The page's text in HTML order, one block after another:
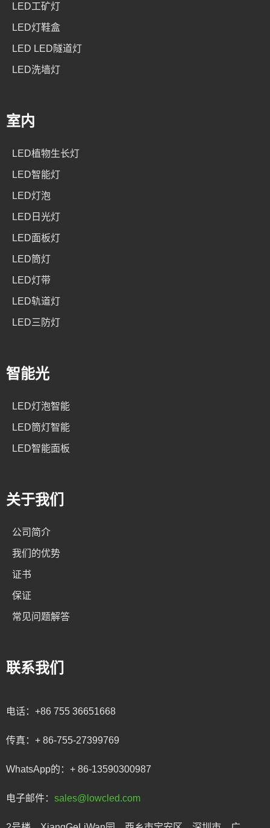
LED工矿灯
LED灯鞋盒
LED LED隧道灯
LED洗墙灯
室内
LED植物生长灯
LED智能灯
LED灯泡
LED日光灯
LED面板灯
LED筒灯
LED灯带
LED轨道灯
LED三防灯
智能光
LED灯泡智能
LED筒灯智能
LED智能面板
关于我们
公司简介
我们的优势
证书
保证
常见问题解答
联系我们
电话： +86 755 36651668
传真： + 86-755-27399769
WhatsApp的： + 86-13590300987
电子邮件： sales@lowcled.com